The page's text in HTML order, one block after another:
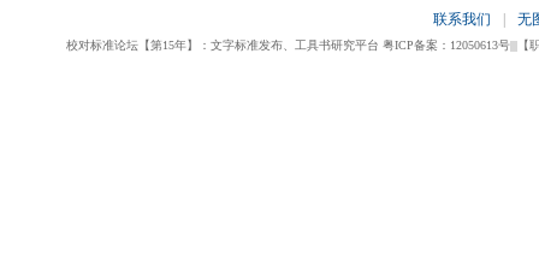
联系我们 无
校对标准论坛【第15年】：文字标准发布、工具书研究平台 粤ICP备案：12050613号|||【